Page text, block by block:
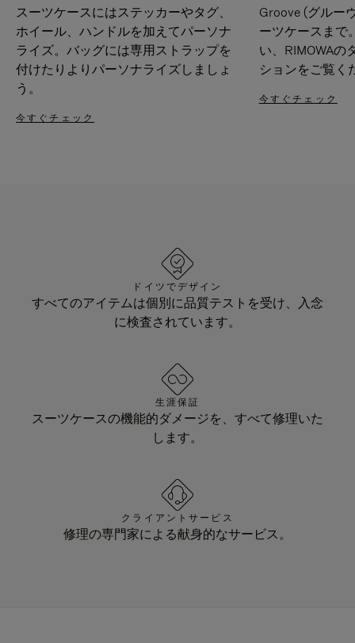
スーツケースにはステッカーやタグ、
ホイール、ハンドルを加えてパーソナ
ライズ。バッグには専用ストラップを
付けたりよりパーソナライズしましょ
う。
今すぐチェック
Groove (グルー
ーツケースまで
い、RIMOWAの
ションをご覧く
今すぐチェック
ドイツでデザイン
すべてのアイテムは個別に品質テストを受け、入念
に検査されています。
生涯保証
スーツケースの機能的ダメージを、すべて修理いた
します。
クライアントサービス
修理の専門家による献身的なサービス。